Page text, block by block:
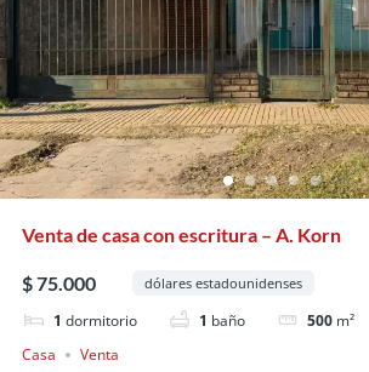
Venta de casa con escritura – A. Korn
$ 75.000 dólares estadounidenses
1 dormitorio 1 baño 500 m²
Casa
Venta